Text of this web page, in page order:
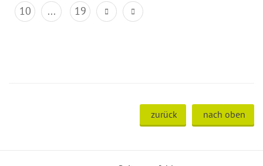
10
... 19
zurück nach oben